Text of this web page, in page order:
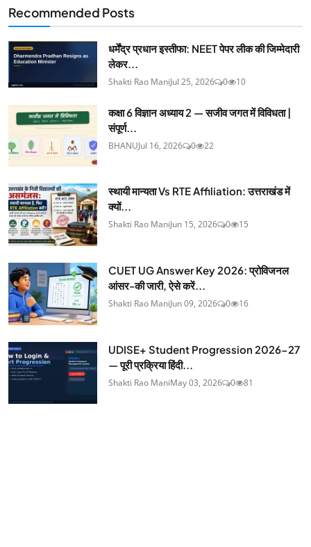
Recommended Posts
धर्मेंद्र प्रधान इस्तीफा: NEET पेपर लीक की जिम्मेदारी
लेकर...
Shakti Rao ManiJul 25, 2026 0 10
कक्षा 6 विज्ञान अध्याय 2 — सजीव जगत में विविधता |
संपूर्ण...
BHANUJul 16, 2026 0 22
स्थायी मान्यता Vs RTE Affiliation: उत्तराखंड में
क्यों...
Shakti Rao ManiJun 15, 2026 0 15
CUET UG Answer Key 2026: प्रोविजनल
आंसर-की जारी, ऐसे करें...
Shakti Rao ManiJun 09, 2026 0 16
UDISE+ Student Progression 2026-27
— पूरी प्रक्रिया हिंदी...
Shakti Rao ManiMay 03, 2026 0 81